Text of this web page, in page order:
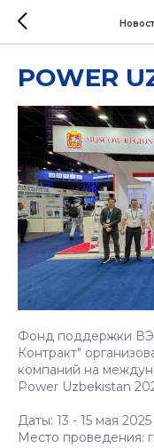
POWER
Фонд поддержки
Контракт"
компаний на
Power Uzbekistan
Даты: 13 - 15 мая 2025
Место проведения: